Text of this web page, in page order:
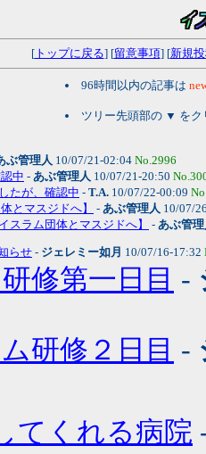
[トップに戻る] [留意事項] [新規
96時間以内の記事は
ツリー先頭部の ▼ をク
ぶ管理人 10/07/21-02:04 No.2996
中 - あぶ管理人 10/07/21-20:50
たが、確認中 - T.A. 10/07/22-00:09
とマスジドへ】
- あぶ管理人 10/07/
スラム団体とマスジドへ】
- あぶ管
らせ - ジェレミー如月 10/07/16-17:32
修第一日目 -
研修２日目 -
てくれる病院